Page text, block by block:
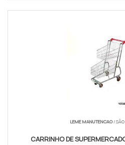
LEME MANUTENCAO/ SÃO
CARRINHO DE